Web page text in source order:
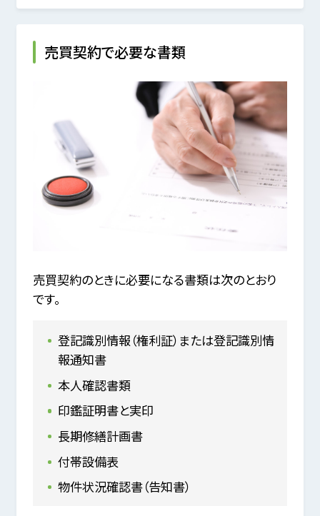
売買契約で必要な書類
売買契約のときに必要になる書類は次のとおり
です。
登記識別情報（権利証）または登記識別情
報通知書
本人確認書類
印鑑証明書と実印
長期修繕計画書
付帯設備表
物件状況確認書（告知書）